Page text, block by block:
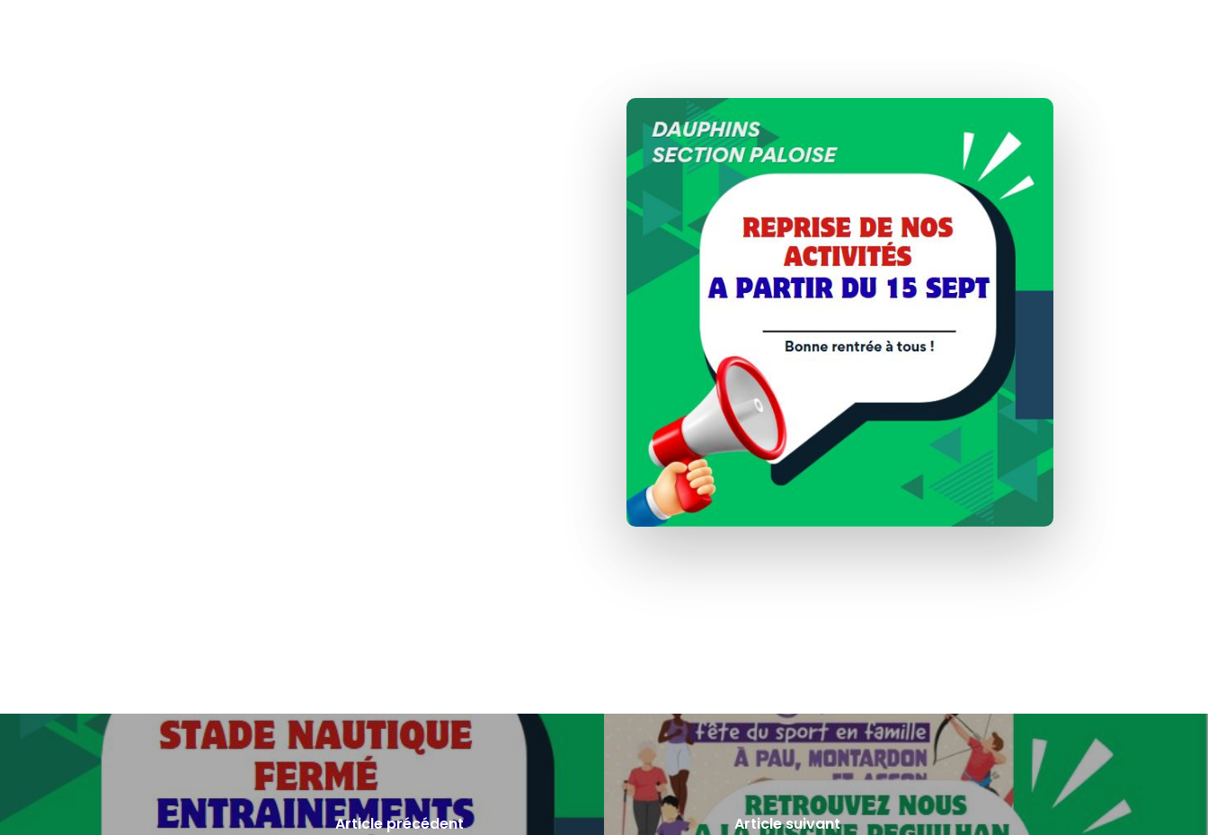
Aucun produit dans le panier
Article précédent Article suivant